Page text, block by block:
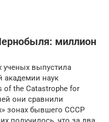
миллион
ученых выпустила
академии наук
of the Catastrophe for
они сравнили
зонах бывшего СССР